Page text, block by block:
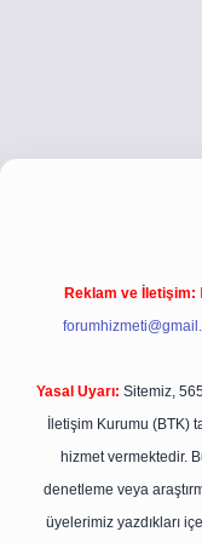
betci girişbetci
Reklam ve İletişim:
Yasal Uyarı: Sitemiz,
İletişim Kurumu (BTK)
hizmet vermektedir.
denetleme veya
üyelerimiz yazdıkları